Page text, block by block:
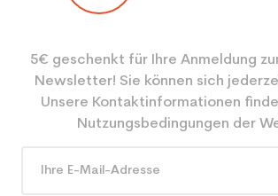
Farbe Weiß
CO2-Einsparungen für
den Planeten (in kg)
3.9
5€ geschenkt für Ihre Anmeldung
Newsletter! Sie können sich
Unsere Kontaktinformationen
Nutzungsbedingungen der